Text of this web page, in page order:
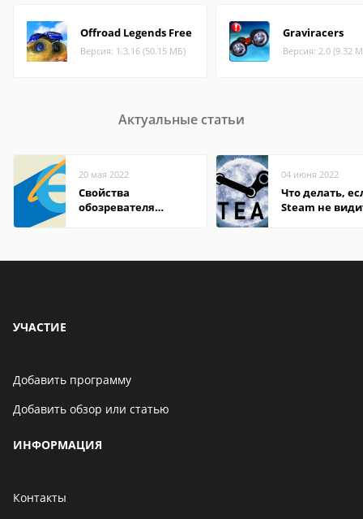
Offroad Legends Free
Версия: 1.3.16 (50.15 МБ)
Graviracers
Версия: 2.0 (9.32
Актуальные статьи
20 мая 2022
Свойства
обозревателя
04 июня 2022
Что делать,
Steam не
УЧАСТИЕ
Добавить программу
Добавить обзор или статью
ИНФОРМАЦИЯ
Контакты